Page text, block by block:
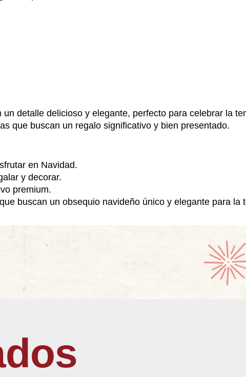
detalle delicioso y elegante, perfecto para celebrar la
que buscan un regalo significativo y bien presentado.
en Navidad.
y decorar.
premium.
que buscan un obsequio navideño único y elegante para la